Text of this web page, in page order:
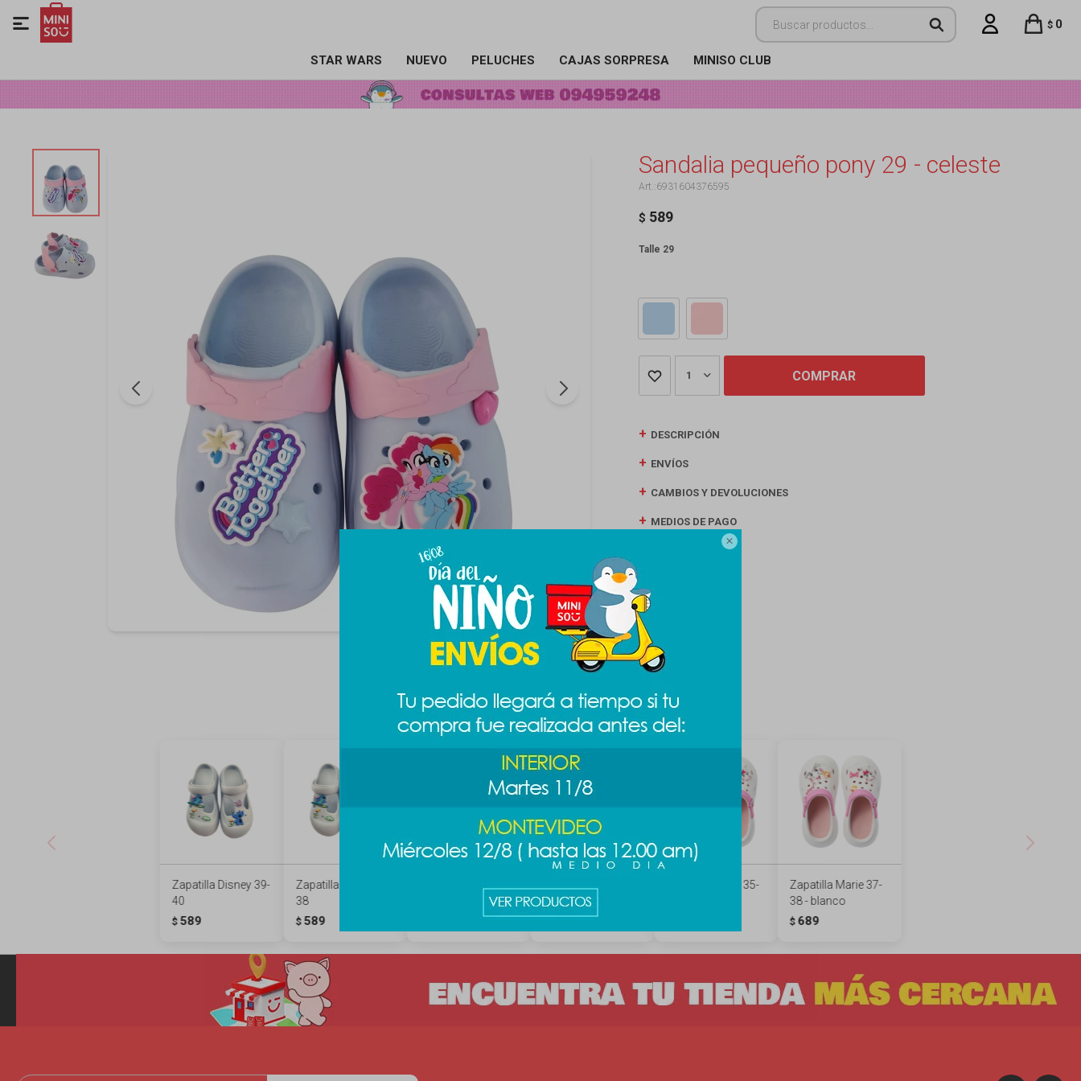

STAR WARS NUEVO PELUCHES CAJAS SORPRESA MINISO CLUB
$ 0

Sandalia pequeño pony 29 - celeste
6931604376595
$ 589
Talle 29
1 COMPRAR
DESCRIPCIÓN
ENVÍOS
CAMBIOS Y DEVOLUCIONES
MEDIOS DE PAGO
Productos que te pueden interesar
Zapatilla Disney 39-
40
$ 589
Zapatilla Disney 37-
38
$ 589
40 - Stitch
689
Zapatilla Marie 35-
Zapatilla Marie 37-
38 - blanco
$ 689